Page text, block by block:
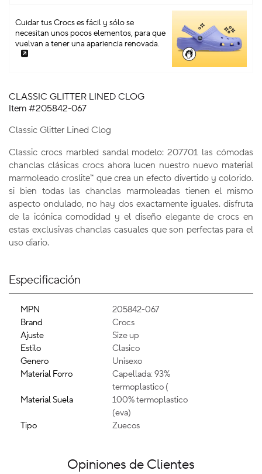
Cuidar tus Crocs es fácil y sólo se
necesitan unos pocos elementos, para que
vuelvan a tener una apariencia renovada.
CLASSIC GLITTER LINED CLOG
Item #205842-067
Classic Glitter Lined Clog
Classic crocs marbled sandal modelo: 207701 las cómodas
chanclas clásicas crocs ahora lucen nuestro nuevo material
marmoleado croslite™ que crea un efecto divertido y colorido.
si bien todas las chanclas marmoleadas tienen el mismo
aspecto ondulado, no hay dos exactamente iguales. disfruta
de la icónica comodidad y el diseño elegante de crocs en
estas exclusivas chanclas casuales que son perfectas para el
uso diario.
Especificación
MPN
205842-067
Brand
Crocs
Ajuste
Size up
Estilo
Clasico
Genero
Unisexo
Material Forro
Capellada: 93%
termoplastico (
Material Suela
100% termoplastico
(eva)
Tipo
Zuecos
Opiniones de Clientes